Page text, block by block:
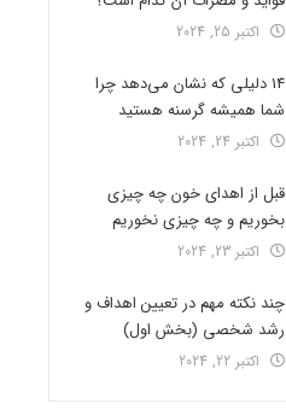
اکتبر 25, 2024
14 دلیلی که نشان می‌دهد چرا
شما همیشه گرسنه هستید
اکتبر 24, 2024
قبل از اهدای خون چه چیزی
بخوریم و چه چیزی نخوریم
اکتبر 23, 2024
چند نکته مهم در تعیین اهداف و
رشد شخصی (بخش اول)
اکتبر 22, 2024